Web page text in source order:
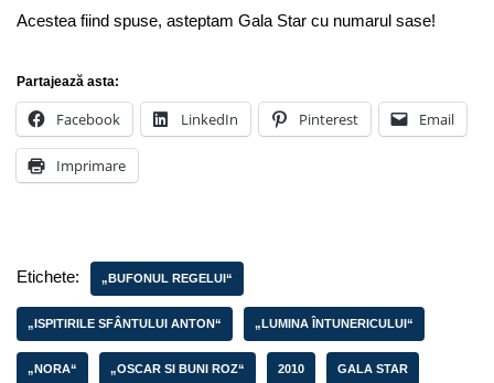
Acestea fiind spuse, asteptam Gala Star cu numarul sase!
Partajează asta:
Facebook LinkedIn Pinterest Email
Imprimare
Etichete: „BUFONUL REGELUI“
„ISPITIRILE SFÂNTULUI ANTON“ „LUMINA ÎNTUNERICULUI“
„NORA“ „OSCAR SI BUNI ROZ“ 2010 GALA STAR